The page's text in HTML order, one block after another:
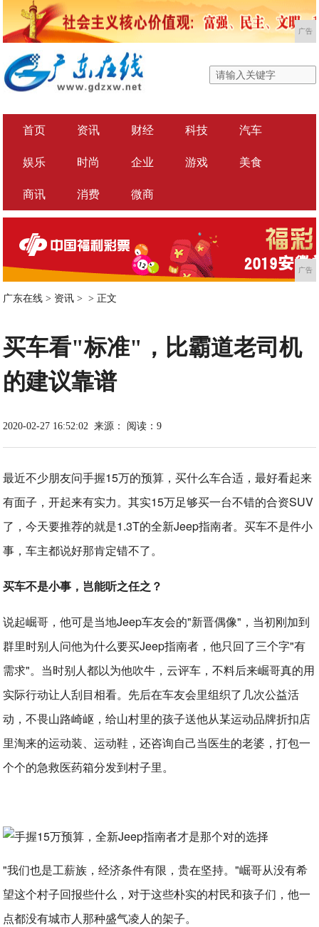
广告
首页 资讯 财经 科技 汽车
娱乐 时尚 企业 游戏 美食
商讯 消费 微商
广告
广东在线 > 资讯 > > 正文
买车看"标准"，比霸道老司机
的建议靠谱
2020-02-27 16:52:02 来源： 阅读：9
最近不少朋友问手握15万的预算，买什么车合适，最好看起来
有面子，开起来有实力。其实15万足够买一台不错的合资SUV
了，今天要推荐的就是1.3T的全新Jeep指南者。买车不是件小
事，车主都说好那肯定错不了。
买车不是小事，岂能听之任之？
说起崛哥，他可是当地Jeep车友会的"新晋偶像"，当初刚加到
群里时别人问他为什么要买Jeep指南者，他只回了三个字"有
需求"。当时别人都以为他吹牛，云评车，不料后来崛哥真的用
实际行动让人刮目相看。先后在车友会里组织了几次公益活
动，不畏山路崎岖，给山村里的孩子送他从某运动品牌折扣店
里淘来的运动装、运动鞋，还咨询自己当医生的老婆，打包一
个个的急救医药箱分发到村子里。
"我们也是工薪族，经济条件有限，贵在坚持。"崛哥从没有希
望这个村子回报些什么，对于这些朴实的村民和孩子们，他一
点都没有城市人那种盛气凌人的架子。